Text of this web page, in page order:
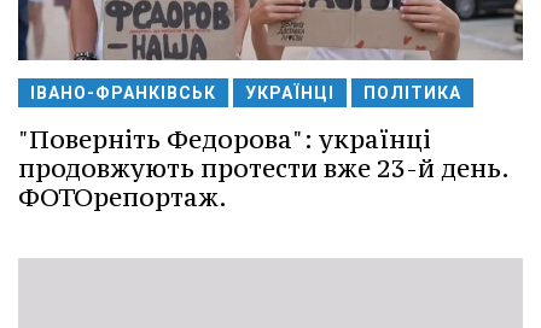
ІВАНО-ФРАНКІВСЬК УКРАЇНЦІ ПОЛІТИКА
"Поверніть Федорова": українці
продовжують протести вже 23-й день.
ФОТОрепортаж.